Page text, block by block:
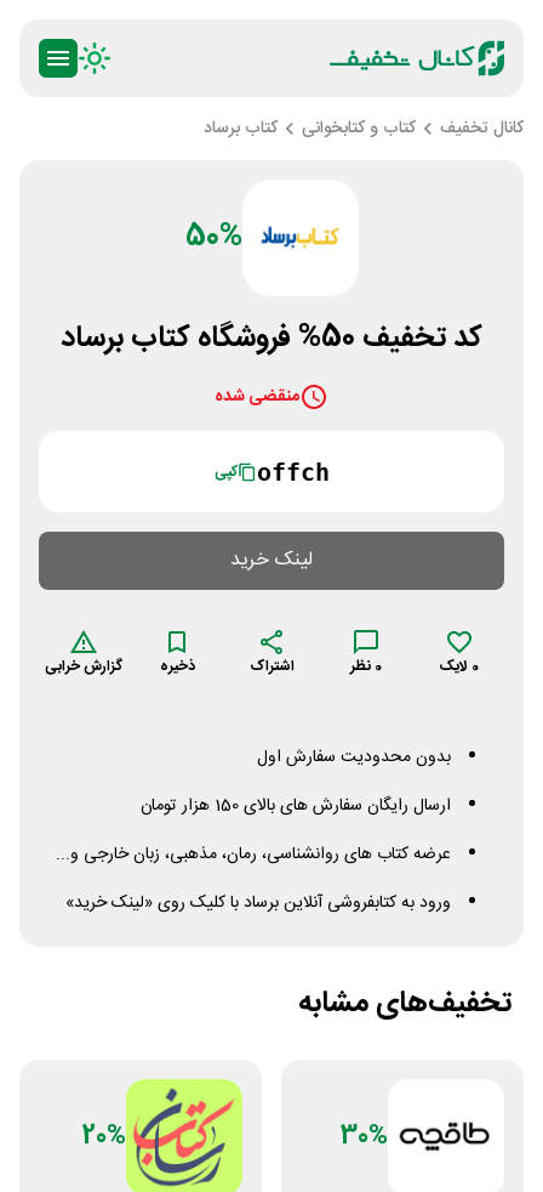
کانال تخفیف کتاب و کتابخوانی کتاب برساد
50%
کد تخفیف 50% فروشگاه کتاب برساد
منقضی شده
offch کپی
لینک خرید
0 لایک 0 نظر اشتراک ذخیره گزارش خرابی
بدون محدودیت سفارش اول
ارسال رایگان سفارش های بالای 150 هزار تومان
عرضه کتاب های روانشناسی، رمان، مذهبی، زبان خارجی و...
ورود به کتابفروشی آنلاین برساد با کلیک روی «لینک خرید»
تخفیف‌های مشابه
30%
20%